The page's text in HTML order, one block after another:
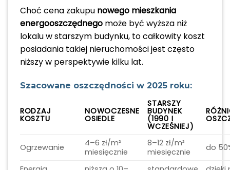
Choć cena zakupu nowego mieszkania
energooszczędnego może być wyższa niż
lokalu w starszym budynku, to całkowity koszt
posiadania takiej nieruchomości jest często
niższy w perspektywie kilku lat.
Szacowane oszczędności w 2025 roku:
RODZAJ
KOSZTU
NOWOCZESNE
OSIEDLE
STARSZY
BUDYNEK
(1990 I
WCZEŚNIEJ)
Ogrzewanie
4–6 zł/m²
miesięcznie
8–12 zł/m²
miesięcznie
do